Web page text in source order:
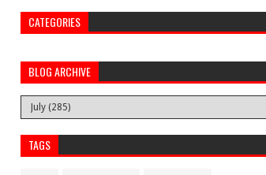
CATEGORIES
BLOG ARCHIVE
TAGS